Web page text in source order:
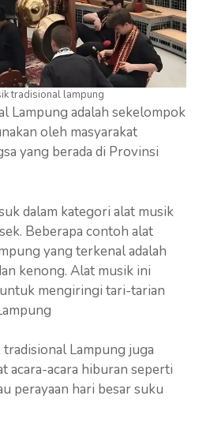
tradisional lampung
Lampung adalah sekelompok
oleh masyarakat
yang berada di Provinsi
dalam kategori alat musik
Beberapa contoh alat
yang terkenal adalah
kenong. Alat musik ini
mengiringi tari-tarian
Lampung juga
acara-acara hiburan seperti
perayaan hari besar suku